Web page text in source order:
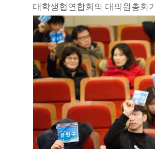
대학생협연합회의 대의원총회